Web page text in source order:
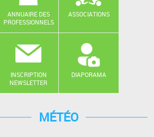
ANNUAIRE DES
PROFESSIONNELS
ASSOCIATIONS
INSCRIPTION
NEWSLETTER
DIAPORAMA
MÉTÉO